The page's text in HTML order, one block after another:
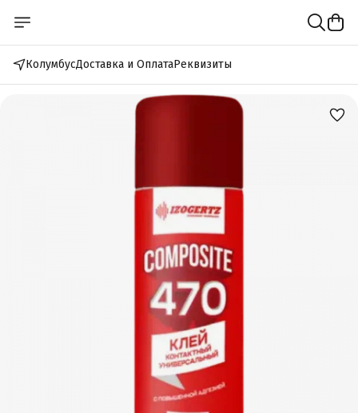
КолумбусДоставка и ОплатаРеквизиты